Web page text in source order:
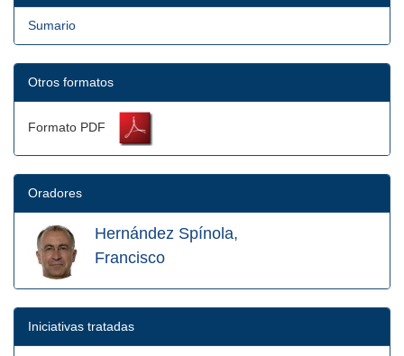
Sumario
Otros formatos
Formato PDF
Oradores
Hernández Spínola,
Francisco
Iniciativas tratadas